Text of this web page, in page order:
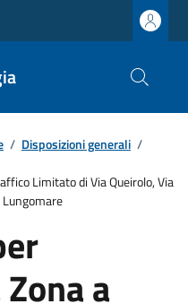
/ Disposizioni generali /
Limitato di Via Queirolo, Via
Lungomare
a